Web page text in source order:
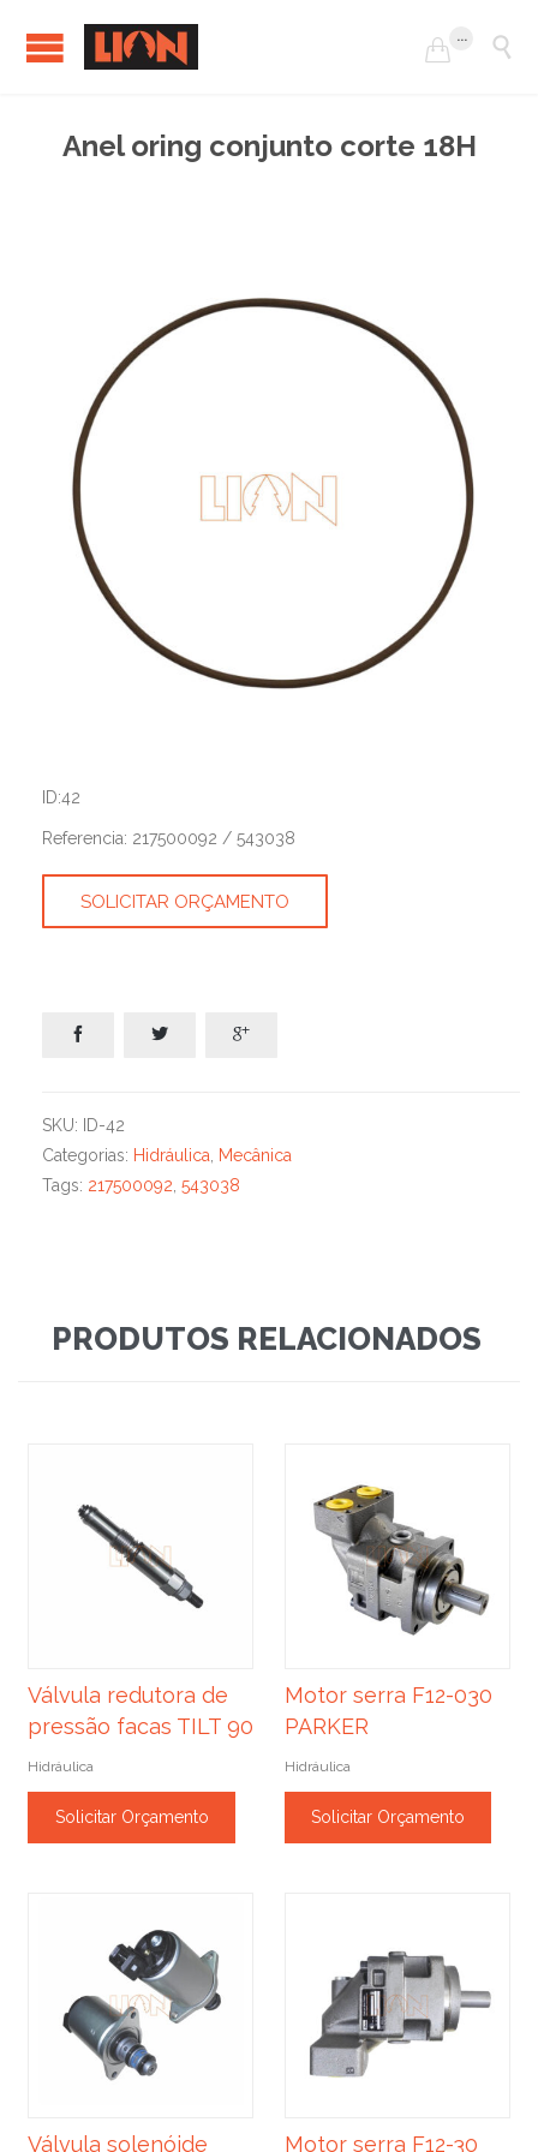

... 
Anel oring conjunto corte 18H
ID:42
Referencia: 217500092 / 543038
SOLICITAR ORÇAMENTO
  
SKU:
ID-42
Categorias: Hidráulica, Mecânica
Tags: 217500092, 543038
PRODUTOS RELACIONADOS
Válvula redutora de
pressão facas TILT 90
Hidráulica
Solicitar Orçamento
Motor serra F12-030
PARKER
Hidráulica
Solicitar Orçamento
Válvula solenóide Motor serra F12-30